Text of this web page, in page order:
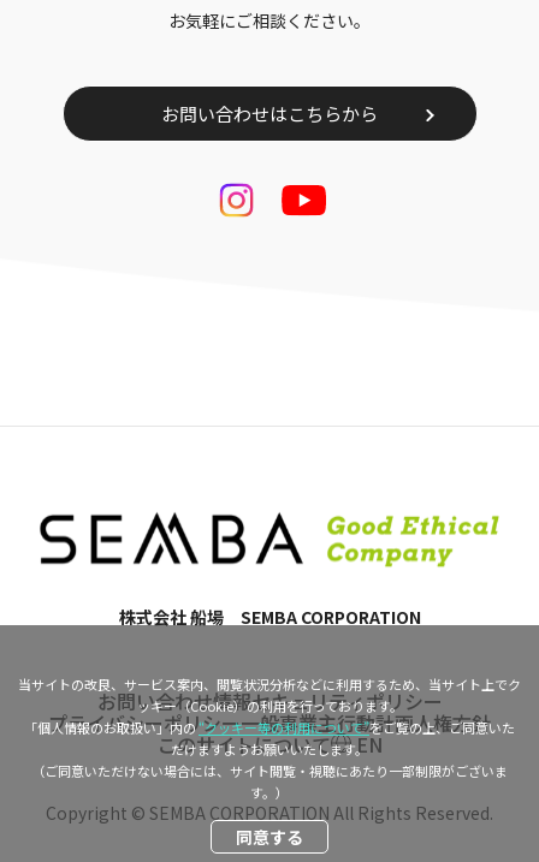
当サイトの改良、サービス案内、閲覧状況分析などに利用するため、当サイト上でク
ッキー（Cookie）の利用を行っております。
「個人情報のお取扱い」内の“クッキー等の利用について”をご覧の上、ご同意いた
だけますようお願いいたします。
（ご同意いただけない場合には、サイト閲覧・視聴にあたり一部制限がございま
す。）
同意する
お気軽にご相談ください。
お問い合わせはこちらから
株式会社 船場 SEMBA CORPORATION
お問い合わせ情報セキュリティポリシー
プライバシーポリシー一般事業主行動計画人権方針
このサイトについて EN
Copyright © SEMBA CORPORATION All Rights Reserved.